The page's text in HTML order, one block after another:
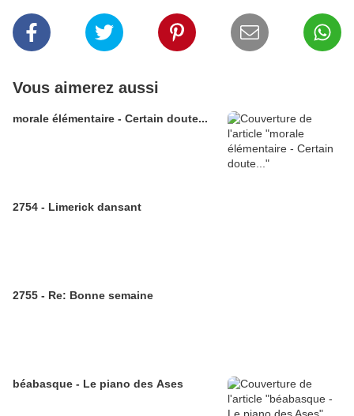
Vous aimerez aussi
morale élémentaire - Certain doute...
2754 - Limerick dansant
2755 - Re: Bonne semaine
béabasque - Le piano des Ases